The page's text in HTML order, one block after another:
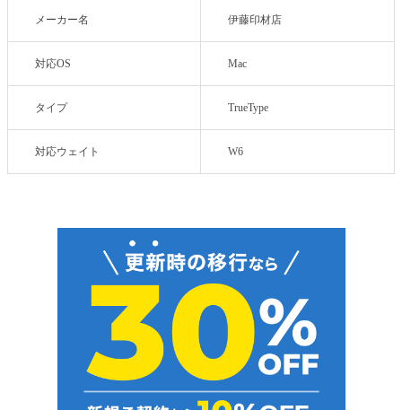
メーカー名 伊藤印材店
対応OS Mac
タイプ TrueType
対応ウェイト W6